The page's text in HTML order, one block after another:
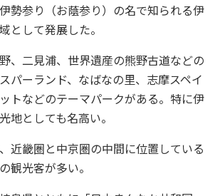
勢参り（お蔭参り）の名で知られる伊
として発展した。
、二見浦、世界遺産の熊野古道などの
パーランド、なばなの里、志摩スペイ
トなどのテーマパークがある。特に伊
地としても名高い。
近畿圏と中京圏の中間に位置している
観光客が多い。